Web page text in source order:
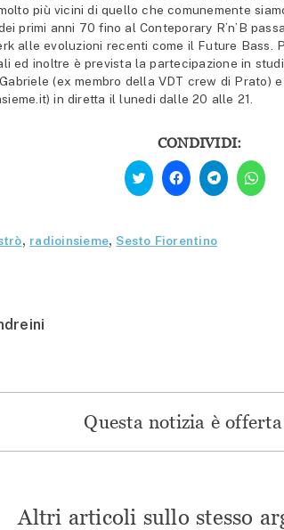
più vicini di quello che comunemente
primi anni 70 fino al Conteporary R’n’B
alle evoluzioni recenti come il Future Bass.
ed inoltre è prevista la partecipazione in
(ex membro della VDT crew di Prato)
in diretta il lunedi dalle 20 alle 21.
CONDIVIDI:
Fai
clic
qui
Twitter
(Si
Fai
clic
per
condividere
(Si
apre
Fai
clic
per
condividere
Fai
clic
per
, radioinsieme,Sesto Fiorentino
Questa notizia è
Altri articoli sullo stesso